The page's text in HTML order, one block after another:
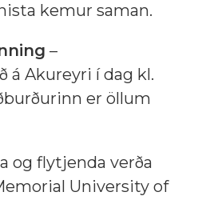
kemur saman.
–
á Akureyri í dag kl.
er öllum
og flytjenda verða
University of